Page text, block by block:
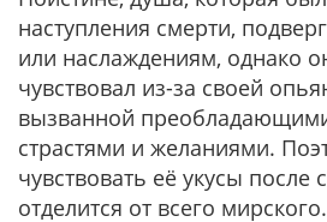
наступления смерти,
или наслаждениям, однако
чувствовал из-за своей
вызванной
страстями и желаниями.
чувствовать её укусы после
отделится от всего мирского.